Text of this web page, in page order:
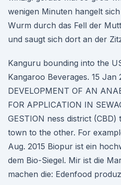
wenigen Minuten hangelt
Wurm durch das Fell der
und saugt sich dort an der
Kanguru bounding into the
Kangaroo Beverages. 15 Jan
DEVELOPMENT OF AN
FOR APPLICATION IN
GESTION ness district
town to the other. For
Aug. 2015 Biopur ist ein
dem Bio-Siegel. Mir ist die
machen die: Edenfood